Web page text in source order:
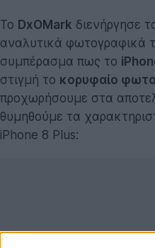
Το DxOMark διενήργησε
αναλυτικά φωτογραφικά
συμπέρασμα πως το
στιγμή το κορυφαίο
προχωρήσουμε στα
θυμηθούμε τα
iPhone 8 Plus: